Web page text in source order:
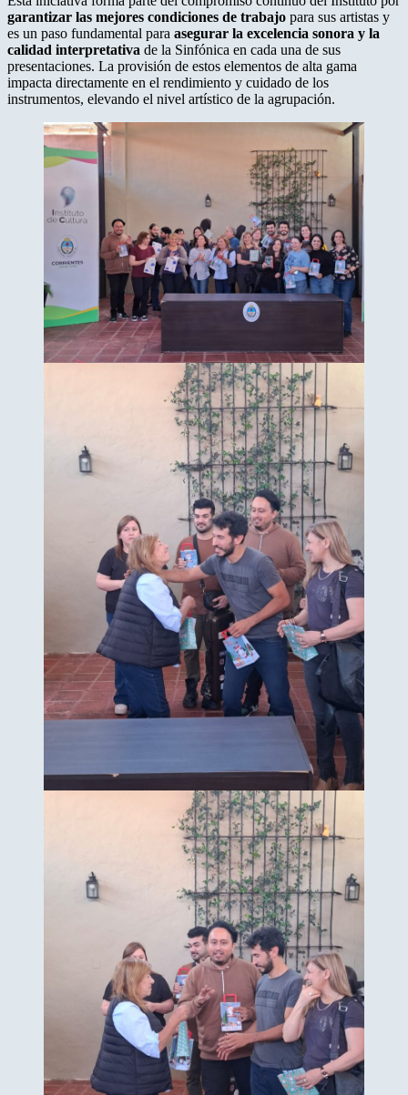
garantizar las mejores condiciones de trabajo para sus artistas y
es un paso fundamental para asegurar la excelencia sonora y la
calidad interpretativa de la Sinfónica en cada una de sus
presentaciones. La provisión de estos elementos de alta gama
impacta directamente en el rendimiento y cuidado de los
instrumentos, elevando el nivel artístico de la agrupación.